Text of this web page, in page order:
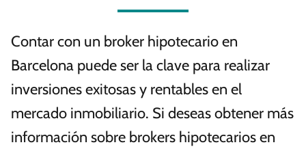
Contar con un broker hipotecario en
Barcelona puede ser la clave para realizar
inversiones exitosas y rentables en el
mercado inmobiliario. Si deseas obtener más
información sobre brokers hipotecarios en